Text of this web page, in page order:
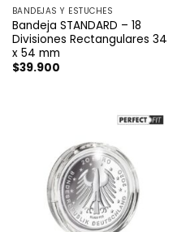
BANDEJAS Y ESTUCHES
Bandeja STANDARD – 18
Divisiones Rectangulares 34
x 54 mm
$39.900